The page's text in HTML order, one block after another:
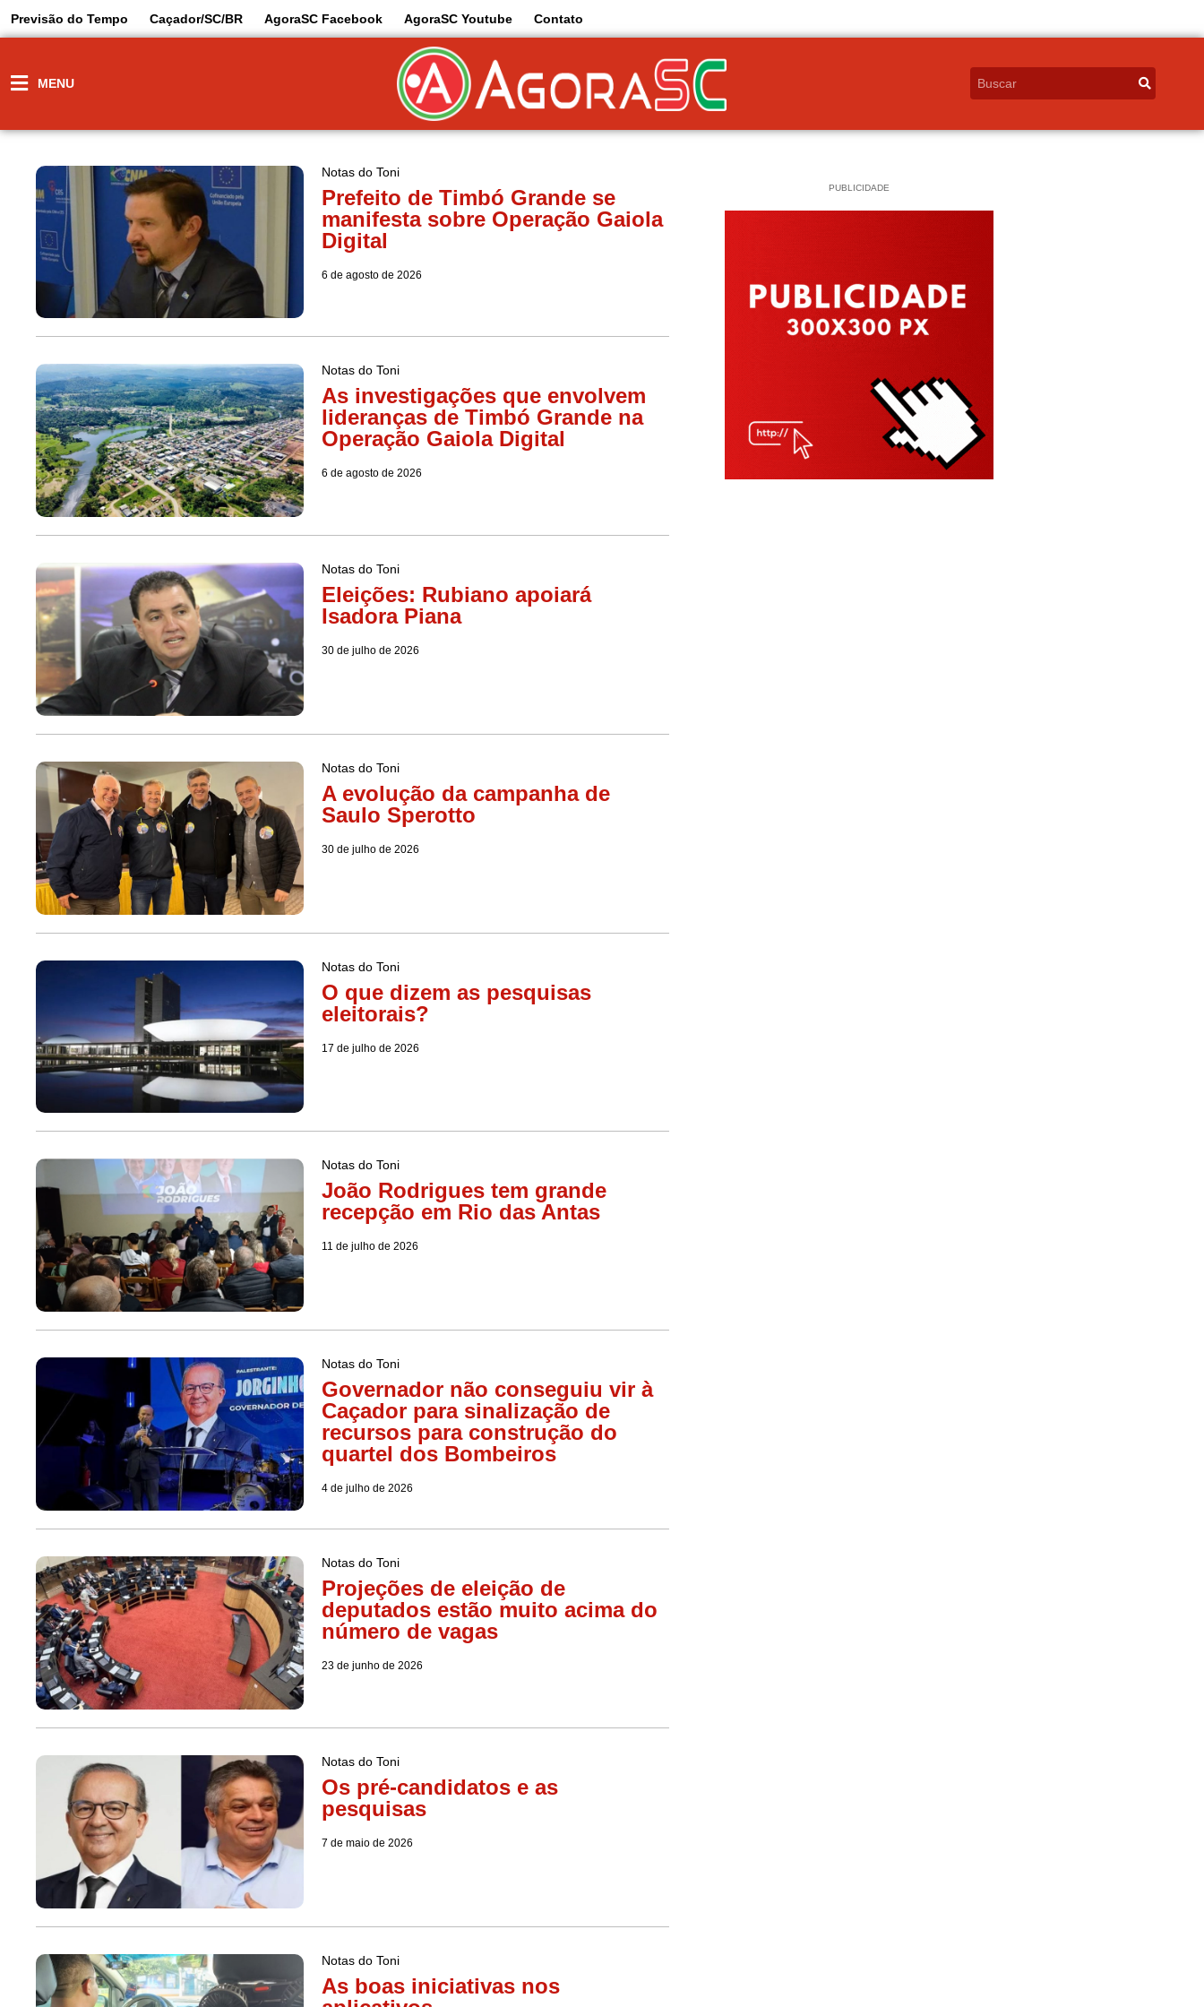
Previsão do Tempo Caçador/SC/BR AgoraSC Facebook AgoraSC Youtube Contato
MENU
Notas do Toni
Prefeito de Timbó Grande se
manifesta sobre Operação Gaiola
Digital
6 de agosto de 2026
Notas do Toni
As investigações que envolvem
lideranças de Timbó Grande na
Operação Gaiola Digital
6 de agosto de 2026
Notas do Toni
Eleições: Rubiano apoiará
Isadora Piana
30 de julho de 2026
Notas do Toni
A evolução da campanha de
Saulo Sperotto
30 de julho de 2026
Notas do Toni
O que dizem as pesquisas
eleitorais?
17 de julho de 2026
Notas do Toni
João Rodrigues tem grande
recepção em Rio das Antas
11 de julho de 2026
Notas do Toni
Governador não conseguiu vir à
Caçador para sinalização de
recursos para construção do
quartel dos Bombeiros
4 de julho de 2026
Notas do Toni
Projeções de eleição de
deputados estão muito acima do
número de vagas
23 de junho de 2026
Notas do Toni
Os pré-candidatos e as
pesquisas
7 de maio de 2026
Notas do Toni
As boas iniciativas nos
PUBLICIDADE